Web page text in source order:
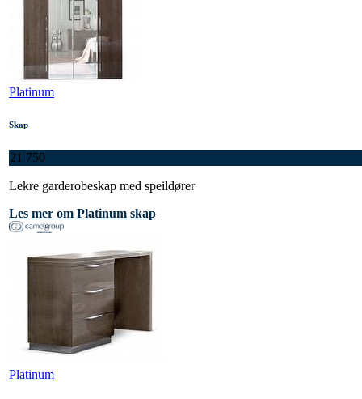
Platinum
Skap
21 750
Lekre garderobeskap med speildører
Les mer om Platinum skap
Platinum